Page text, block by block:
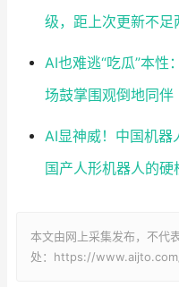
级，距上次更新不足
AI也难逃“吃瓜”本性
场鼓掌围观倒地同伴
AI显神威！中国机器
国产人形机器人的硬
本文由网上采集发布，不代
处：https://